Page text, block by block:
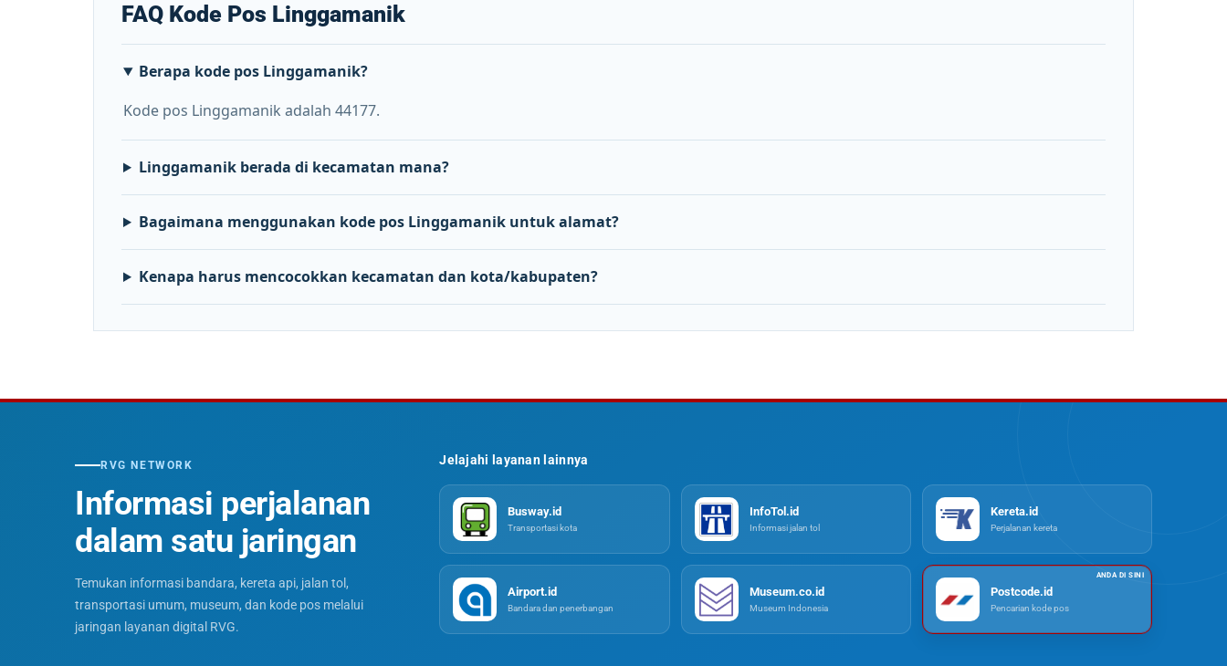
FAQ Kode Pos Linggamanik
Berapa kode pos Linggamanik?
Kode pos Linggamanik adalah 44177.
Linggamanik berada di kecamatan mana?
Bagaimana menggunakan kode pos Linggamanik untuk alamat?
Kenapa harus mencocokkan kecamatan dan kota/kabupaten?
RVG NETWORK
Informasi perjalanan
dalam satu jaringan
Temukan informasi bandara, kereta api, jalan tol,
transportasi umum, museum, dan kode pos melalui
jaringan layanan digital RVG.
Jelajahi layanan lainnya
Busway.id
Transportasi kota
InfoTol.id
Informasi jalan tol
Kereta.id
Perjalanan kereta
Airport.id
Bandara dan penerbangan
Museum.co.id
Museum Indonesia
Postcode.id
Pencarian kode pos